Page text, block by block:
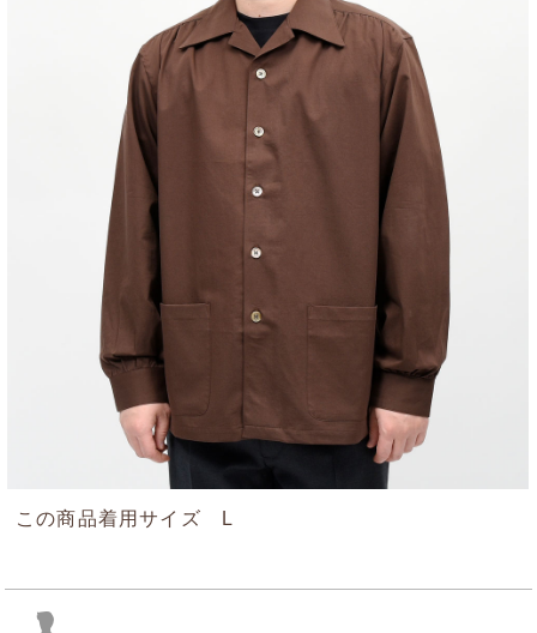
この商品着用サイズ L